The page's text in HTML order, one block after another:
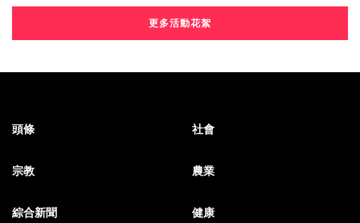
更多活動花絮
頭條 社會
宗教 農業
綜合新聞 健康